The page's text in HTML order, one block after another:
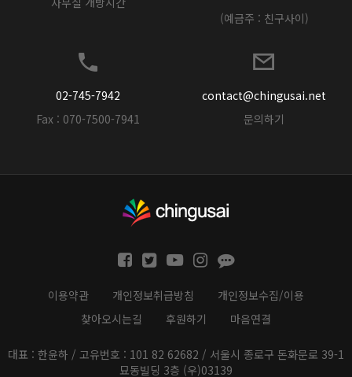
(예금주 : 친구사이)
02-745-7942
Fax : 070-7500-7941
contact@chingusai.net
문의하기
이용약관 개인정보취급방침
개인정보수집/이용
찾아오시는길
후원하기 마음연결
대표 : 한윤하 / 고유번호 : 101 82 62682 / 서울시 종로구 돈화문로 39-1
묘동빌딩 3층 (우)03139